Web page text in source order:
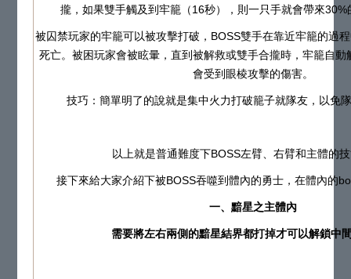
攏，如果雙手觸及到牢籠（16秒），則一只手就會帶來
被囚禁玩家的牢籠可以被攻擊打破，BOSS雙手在靠近牢籠的過
死亡。被困玩家會被眩暈，直到被解救或雙手合攏時，牢籠自動
會受到眼棱攻擊的傷害。
技巧：簡單明了的說就是集中火力打破籠子就隊友，以免
以上就是普通難度下BOSS左臂、右臂和主體的
接下來給大家介紹下被BOSS吞噬到體內的勇士，在體內的
一、黯星之主體內
需要將左右兩側的黯星結界都打掉才可以解鎖中